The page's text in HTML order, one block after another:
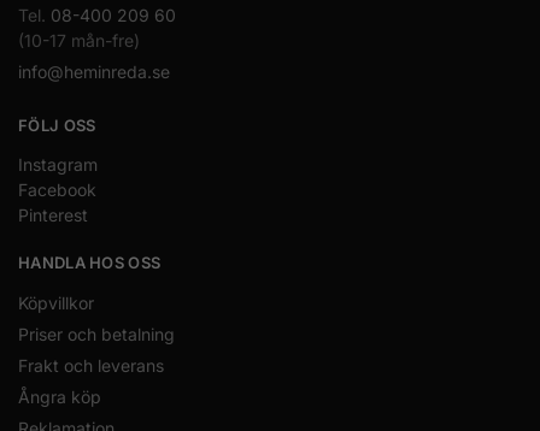
Tel. 08-400 209 60
(10-17 mån-fre)
info@heminreda.se
FÖLJ OSS
Instagram
Facebook
Pinterest
HANDLA HOS OSS
Köpvillkor
Priser och betalning
Frakt och leverans
Ångra köp